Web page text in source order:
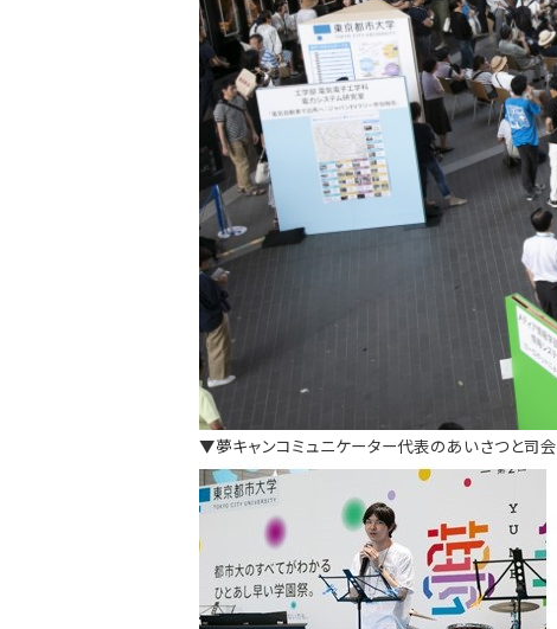
▼夢キャンコミュニケーター代表のあいさつと司会